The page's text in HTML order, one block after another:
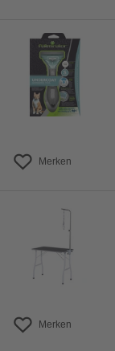
Merken
Merken